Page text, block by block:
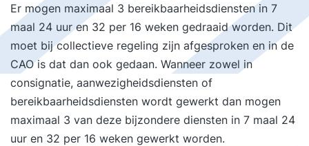
Er mogen maximaal 3 bereikbaarheidsdiensten in 7
maal 24 uur en 32 per 16 weken gedraaid worden. Dit
moet bij collectieve regeling zijn afgesproken en in de
CAO is dat dan ook gedaan. Wanneer zowel in
consignatie, aanwezigheidsdiensten of
bereikbaarheidsdiensten wordt gewerkt dan mogen
maximaal 3 van deze bijzondere diensten in 7 maal 24
uur en 32 per 16 weken gewerkt worden.